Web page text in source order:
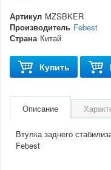
Артикул MZSBKER
Производитель Febest
Страна Китай
Купить
Описание
Втулка заднего
Febest